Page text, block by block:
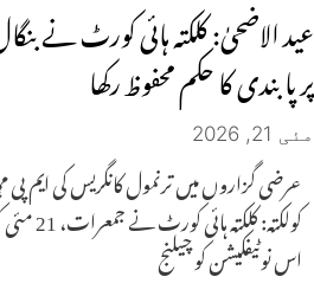
عید الاضحیٰ: کلکتہ ہائی کورٹ نے
پر پابندی کا حکم محفوظ رکھا
مئی 21, 2026
عرضی گزاروں میں ترنمول کانگریس کی ایم پی
اس نوٹیفکیشن کو چیلنج